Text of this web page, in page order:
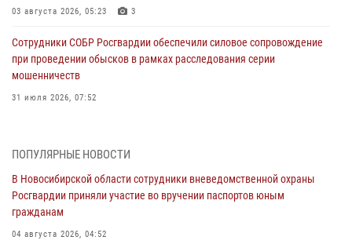
03 августа 2026, 05:23 3
Сотрудники СОБР Росгвардии обеспечили силовое сопровождение
при проведении обысков в рамках расследования серии
мошенничеств
31 июля 2026, 07:52
При силовой поддержке бойцов ОМОН и СОБР Росгвардии
пресечена деятельность группы лиц, причастных к мошенничеству
в сфере страхования
ПОПУЛЯРНЫЕ НОВОСТИ
В Новосибирской области сотрудники вневедомственной охраны
Росгвардии приняли участие во вручении паспортов юным
гражданам
04 августа 2026, 04:52